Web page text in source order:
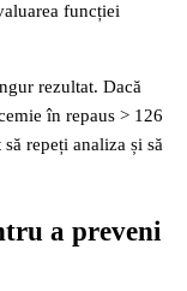
funcției
rezultat. Dacă
în repaus > 126
repeți analiza și să
a preveni